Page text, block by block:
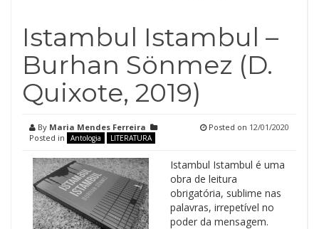
Istambul Istambul –
Burhan Sönmez (D.
Quixote, 2019)
By Maria Mendes Ferreira
Posted in
Antologia LITERATURA
Posted on 12/01/2020
Istambul Istambul é uma
obra de leitura
obrigatória, sublime nas
palavras, irrepetível no
poder da mensagem.